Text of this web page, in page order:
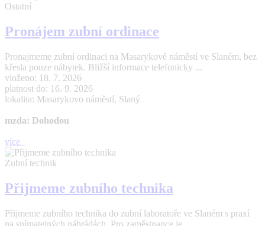
Ostatní
Pronájem zubní ordinace
Pronajmeme zubní ordinaci na Masarykově náměstí ve Slaném, bez
křesla pouze nábytek. Bližší informace telefonicky ...
vloženo: 18. 7. 2026
platnost do: 16. 9. 2026
lokalita: Masarykovo náměstí, Slaný
mzda: Dohodou
více
Zubní technik
Přijmeme zubního technika
Přijmeme zubního technika do zubní laboratoře ve Slaném s praxí
na snímatelných náhrádách. Pro zaměstnance je ...